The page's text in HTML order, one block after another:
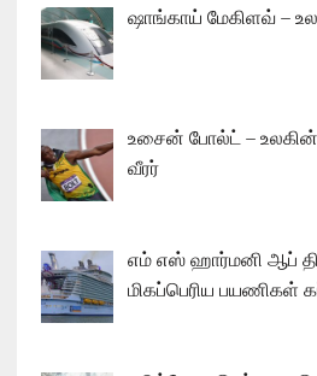
ஷாங்காய் மேகிளவ் –
உசைன் போல்ட் –
வீரர்
எம் எஸ் ஹார்மனி ஆப்
மிகப்பெரிய பயணிகள்